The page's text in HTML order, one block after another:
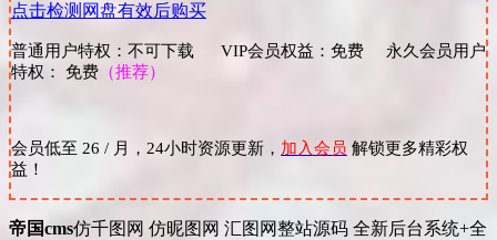
点击检测网盘有效后购买
普通用户特权：不可下载 VIP会员权益：免费 永久会员用户
特权： 免费 （推荐）
会员低至 26 / 月，24小时资源更新， 加入会员 解锁更多精彩权
益！
帝国cms仿千图网 仿昵图网 汇图网整站源码 全新后台系统+全